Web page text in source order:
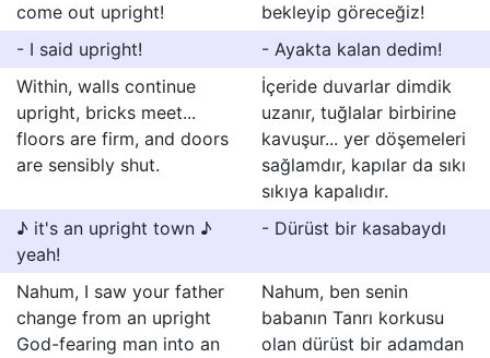
come out upright!
bekleyip göreceğiz!
- I said upright!
- Ayakta kalan dedim!
Within, walls continue
upright, bricks meet...
floors are firm, and doors
are sensibly shut.
İçeride duvarlar dimdik
uzanır, tuğlalar birbirine
kavuşur... yer döşemeleri
sağlamdır, kapılar da sıkı
sıkıya kapalıdır.
♪ it's an upright town ♪
yeah!
- Dürüst bir kasabaydı
Nahum, I saw your father
change from an upright
God-fearing man into an
Nahum, ben senin
babanın Tanrı korkusu
olan dürüst bir adamdan